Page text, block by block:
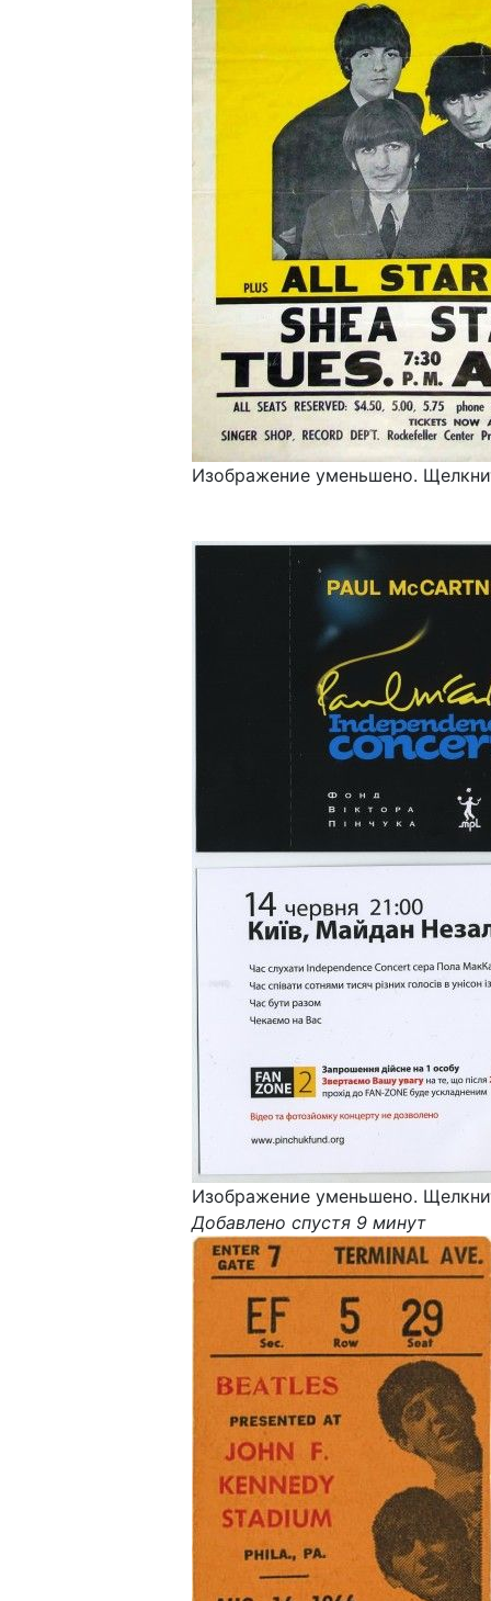
Изображение уменьшено.
Изображение уменьшено.
Добавлено спустя 9 минут